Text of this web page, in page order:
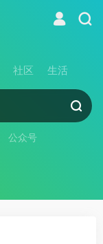
社区 生活
公众号